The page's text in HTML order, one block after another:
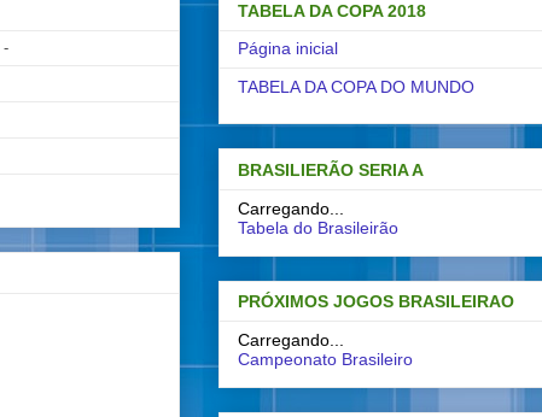
-
TABELA DA COPA 2018
Página inicial
TABELA DA COPA DO MUNDO
BRASILIERÃO SERIA A
Carregando...
Tabela do Brasileirão
PRÓXIMOS JOGOS BRASILEIRAO
Carregando...
Campeonato Brasileiro